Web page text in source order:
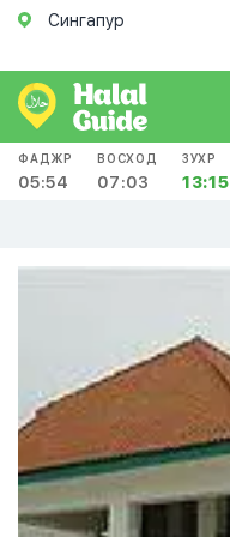
Сингапур
ФАДЖР
05:54
ВОСХОД
07:03
ЗУХР
13:15